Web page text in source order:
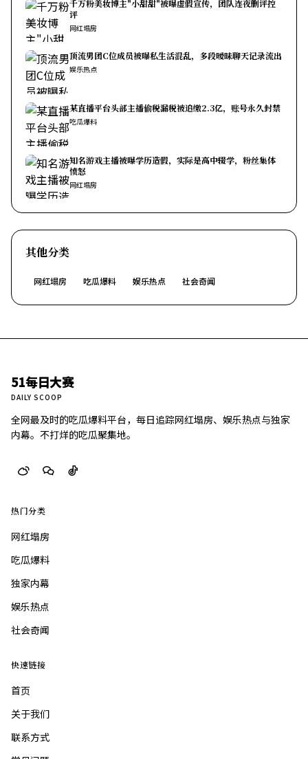
千万粉美妆博主"小甜甜"被曝虚假宣传，团队连夜删评控
评
网红塌房
顶流男团C位成员被曝私生活混乱，多段暧昧聊天记录流出
娱乐热点
某直播平台头部主播偷税漏税被追缴2.3亿，账号永久封禁
吃瓜爆料
知名游戏主播被曝学历造假，实际是高中辍学，粉丝集体
愤怒
网红塌房
其他分类
网红塌房 吃瓜爆料 娱乐热点 社会奇闻
51每日大赛
DAILY SCOOP
全网最及时的吃瓜爆料平台，每日追踪网红塌房、娱乐热点与独家
内幕。不打烊的吃瓜聚集地。
热门分类
网红塌房
吃瓜爆料
独家内幕
娱乐热点
社会奇闻
快速链接
首页
关于我们
联系方式